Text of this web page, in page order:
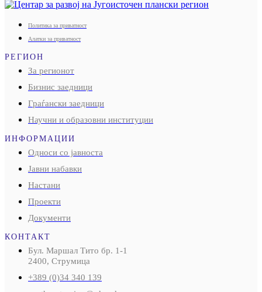
Политика за приватност
Алатки за приватност
РЕГИОН
За регионот
Бизнис заедници
Граѓански заедници
Научни и образовни институции
ИНФОРМАЦИИ
Односи со јавноста
Јавни набавки
Настани
Проекти
Документи
КОНТАКТ
Бул. Маршал Тито бр. 1-1
2400, Струмица
+389 (0)34 340 139